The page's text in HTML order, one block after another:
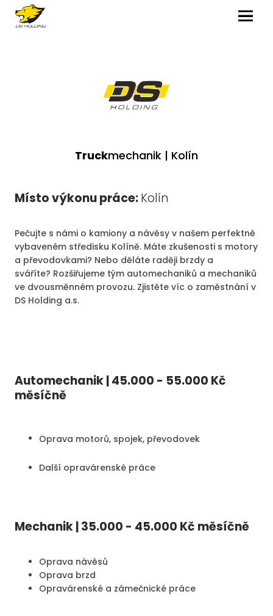
MENU
Truckmechanik | Kolín
Místo výkonu práce:Kolín
Pečujte s námi o kamiony a návěsy v našem perfektně
vybaveném středisku Kolíně. Máte zkušenosti s motory
a převodovkami? Nebo děláte raději brzdy a
sváříte? Rozšiřujeme tým automechaniků a mechaniků
ve dvousměnném provozu. Zjistěte víc o zaměstnání v
DS Holding a.s.
Automechanik | 45.000 - 55.000 Kč
měsíčně
Oprava motorů, spojek, převodovek
Další opravárenské práce
Mechanik | 35.000 - 45.000 Kč měsíčně
Oprava návěsů
Oprava brzd
Opravárenské a zámečnické práce